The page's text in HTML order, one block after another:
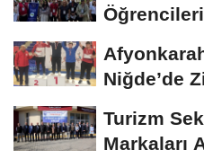
Niğde’de
Turizm
Markaları